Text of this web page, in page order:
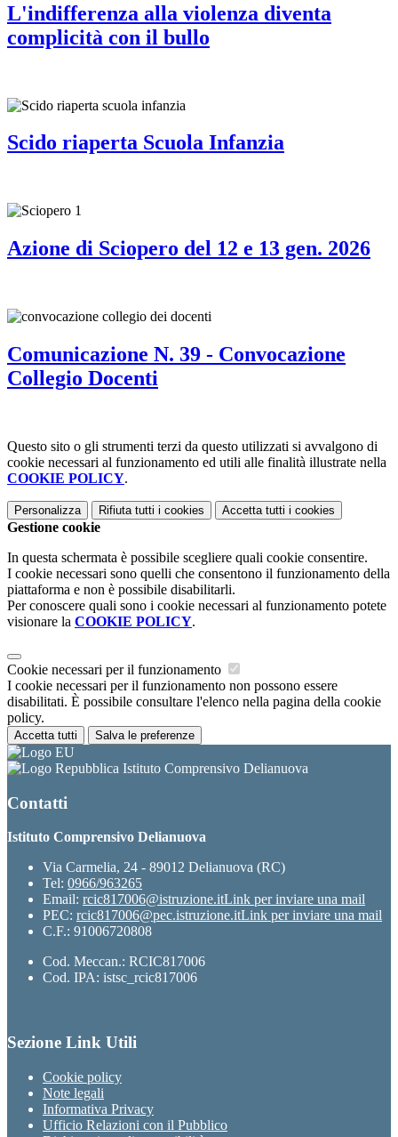
L'indifferenza alla violenza diventa
complicità con il bullo
Scido riaperta Scuola Infanzia
Azione di Sciopero del 12 e 13 gen. 2026
Comunicazione N. 39 - Convocazione
Collegio Docenti
Questo sito o gli strumenti terzi da questo utilizzati si avvalgono di
cookie necessari al funzionamento ed utili alle finalità illustrate nella
COOKIE POLICY.
Personalizza Rifiuta tutti i cookies Accetta tutti i cookies
Gestione cookie
In questa schermata è possibile scegliere quali cookie consentire.
I cookie necessari sono quelli che consentono il funzionamento della
piattaforma e non è possibile disabilitarli.
Per conoscere quali sono i cookie necessari al funzionamento potete
visionare la COOKIE POLICY.
Cookie necessari per il funzionamento
I cookie necessari per il funzionamento non possono essere
disabilitati. È possibile consultare l'elenco nella pagina della cookie
policy.
Accetta tutti Salva le preferenze
Istituto Comprensivo Delianuova
Contatti
Istituto Comprensivo Delianuova
Via Carmelia, 24 - 89012 Delianuova (RC)
Tel: 0966/963265
Email: rcic817006@istruzione.itLink per inviare una mail
PEC: rcic817006@pec.istruzione.itLink per inviare una mail
C.F.: 91006720808
Cod. Meccan.: RCIC817006
Cod. IPA: istsc_rcic817006
Sezione Link Utili
Cookie policy
Note legali
Informativa Privacy
Ufficio Relazioni con il Pubblico